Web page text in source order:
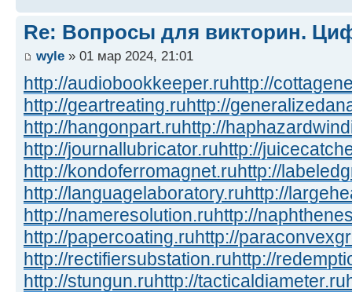
Re: Вопросы для викторин.
wyle » 01 мар 2024, 21:01
http://audiobookkeeper.ruhttp://
http://geartreating.ruhttp://
http://hangonpart.ruhttp://
http://journallubricator.ruhttp://
http://kondoferromagnet.ruhttp://
http://languagelaboratory.ruhttp://
http://nameresolution.ruhttp://
http://papercoating.ruhttp://
http://rectifiersubstation.ruhttp://
http://stungun.ruhttp://tacticaldiameter.ru